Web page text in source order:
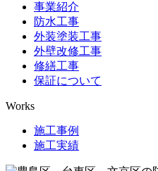
事業紹介
防水工事
外装塗装工事
外壁改修工事
修繕工事
保証について
Works
施工事例
施工実績